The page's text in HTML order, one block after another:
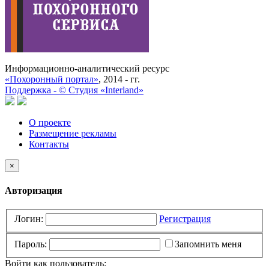
Информационно-аналитический ресурс
«Похоронный портал», 2014 - гг.
Поддержка - © Cтудия «Interland»
О проекте
Размещение рекламы
Контакты
×
Авторизация
Логин: Регистрация
Пароль:
Запомнить меня
Войти как пользователь: